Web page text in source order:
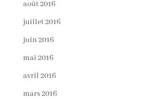
août 2016
juillet 2016
juin 2016
mai 2016
avril 2016
mars 2016